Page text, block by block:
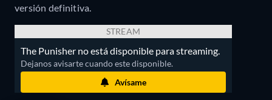
versión definitiva.
STREAM
The Punisher no está disponible para streaming.
Dejanos avisarte cuando este disponible.
Avísame